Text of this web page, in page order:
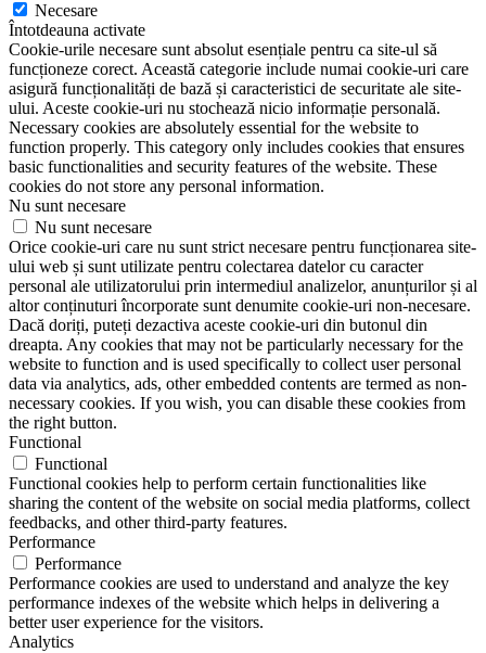
Necesare
Întotdeauna activate
Cookie-urile necesare sunt absolut esențiale pentru ca site-ul să
funcționeze corect. Această categorie include numai cookie-uri care
asigură funcționalități de bază și caracteristici de securitate ale site-
ului. Aceste cookie-uri nu stochează nicio informație personală.
Necessary cookies are absolutely essential for the website to
function properly. This category only includes cookies that ensures
basic functionalities and security features of the website. These
cookies do not store any personal information.
Nu sunt necesare
Nu sunt necesare
Orice cookie-uri care nu sunt strict necesare pentru funcționarea site-
ului web și sunt utilizate pentru colectarea datelor cu caracter
personal ale utilizatorului prin intermediul analizelor, anunțurilor și al
altor conținuturi încorporate sunt denumite cookie-uri non-necesare.
Dacă doriți, puteți dezactiva aceste cookie-uri din butonul din
dreapta. Any cookies that may not be particularly necessary for the
website to function and is used specifically to collect user personal
data via analytics, ads, other embedded contents are termed as non-
necessary cookies. If you wish, you can disable these cookies from
the right button.
Functional
Functional
Functional cookies help to perform certain functionalities like
sharing the content of the website on social media platforms, collect
feedbacks, and other third-party features.
Performance
Performance
Performance cookies are used to understand and analyze the key
performance indexes of the website which helps in delivering a
better user experience for the visitors.
Analytics